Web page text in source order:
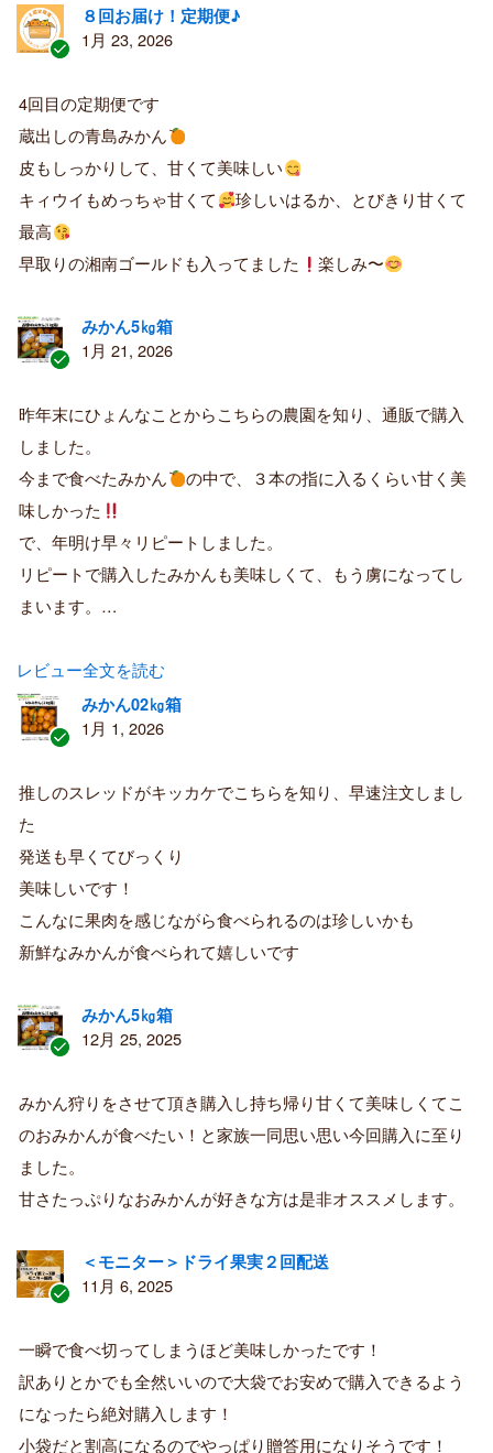
証
済
み
購
者
８回お届け！定期便♪
1月 23, 2026
4回目の定期便です
蔵出しの青島みかん
皮もしっかりして、甘くて美味しい
キィウイもめっちゃ甘くて
珍しいはるか、とびきり甘くて
最高
早取りの湘南ゴールドも入ってました
楽しみ〜
証
済
み
購
者
みかん5㎏箱
1月 21, 2026
昨年末にひょんなことからこちらの農園を知り、通販で購入
しました。
今まで食べたみかん
の中で、３本の指に入るくらい甘く美
味しかった
で、年明け早々リピートしました。
リピートで購入したみかんも美味しくて、もう虜になってし
まいます。…
レビュー全文を読む
証
済
購
者
みかん02㎏箱
1月 1, 2026
推しのスレッドがキッカケでこちらを知り、早速注文しまし
た
発送も早くてびっくり
美味しいです！
こんなに果肉を感じながら食べられるのは珍しいかも
新鮮なみかんが食べられて嬉しいです
証
済
み
購
者
みかん5㎏箱
12月 25, 2025
みかん狩りをさせて頂き購入し持ち帰り甘くて美味しくてこ
のおみかんが食べたい！と家族一同思い思い今回購入に至り
ました。
甘さたっぷりなおみかんが好きな方は是非オススメします。
証
済
み
購
＜モニター＞ドライ果実２回配送
11月 6, 2025
一瞬で食べ切ってしまうほど美味しかったです！
訳ありとかでも全然いいので大袋でお安めで購入できるよう
になったら絶対購入します！
小袋だと割高になるのでやっぱり贈答用になりそうです！